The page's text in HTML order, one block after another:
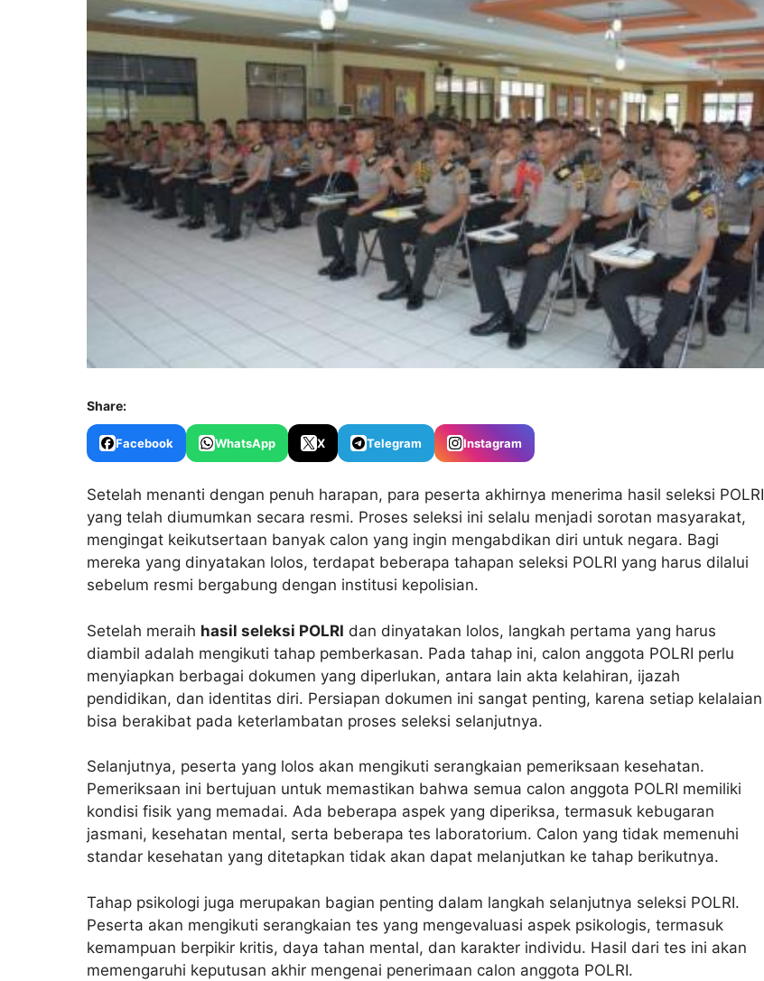
Share:
Facebook WhatsApp X Telegram Instagram
Setelah menanti dengan penuh harapan, para peserta akhirnya menerima hasil seleksi POLRI
yang telah diumumkan secara resmi. Proses seleksi ini selalu menjadi sorotan masyarakat,
mengingat keikutsertaan banyak calon yang ingin mengabdikan diri untuk negara. Bagi
mereka yang dinyatakan lolos, terdapat beberapa tahapan seleksi POLRI yang harus dilalui
sebelum resmi bergabung dengan institusi kepolisian.
Setelah meraih hasil seleksi POLRI dan dinyatakan lolos, langkah pertama yang harus
diambil adalah mengikuti tahap pemberkasan. Pada tahap ini, calon anggota POLRI perlu
menyiapkan berbagai dokumen yang diperlukan, antara lain akta kelahiran, ijazah
pendidikan, dan identitas diri. Persiapan dokumen ini sangat penting, karena setiap kelalaian
bisa berakibat pada keterlambatan proses seleksi selanjutnya.
Selanjutnya, peserta yang lolos akan mengikuti serangkaian pemeriksaan kesehatan.
Pemeriksaan ini bertujuan untuk memastikan bahwa semua calon anggota POLRI memiliki
kondisi fisik yang memadai. Ada beberapa aspek yang diperiksa, termasuk kebugaran
jasmani, kesehatan mental, serta beberapa tes laboratorium. Calon yang tidak memenuhi
standar kesehatan yang ditetapkan tidak akan dapat melanjutkan ke tahap berikutnya.
Tahap psikologi juga merupakan bagian penting dalam langkah selanjutnya seleksi POLRI.
Peserta akan mengikuti serangkaian tes yang mengevaluasi aspek psikologis, termasuk
kemampuan berpikir kritis, daya tahan mental, dan karakter individu. Hasil dari tes ini akan
memengaruhi keputusan akhir mengenai penerimaan calon anggota POLRI.